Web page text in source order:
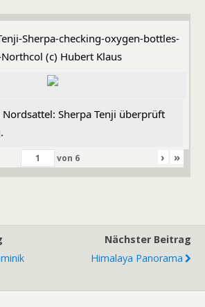
Sherpa-checking-oxygen-bottles-
(c) Hubert Klaus
Sherpa Tenji überprüft
von 6 › »
Nächster Beitrag
Himalaya Panorama